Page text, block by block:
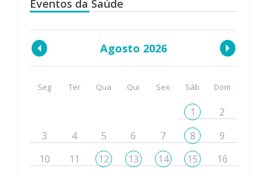
Eventos da Saúde
Agosto 2026
Seg Ter Qua Qui Sex Sáb Dom
1
2
3
4 5 6 7 8
9
10
11 12 13 14 15
16